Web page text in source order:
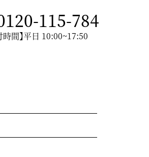
115-784
時間】平日 10:00~17:50